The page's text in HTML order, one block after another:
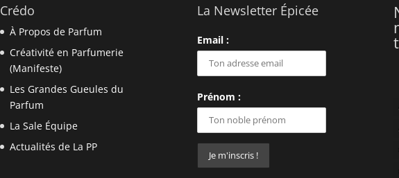
Crédo
À Propos de Parfum
Créativité en Parfumerie
(Manifeste)
Les Grandes Gueules du
Parfum
La Sale Équipe
Actualités de La PP
La Newsletter Épicée
Email :
Prénom :